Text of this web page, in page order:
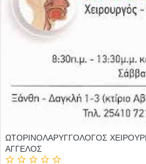
ΩΤΟΡΙΝΟΛΑΡΥΓΓΟΛΟΓΟΣ
ΑΓΓΕΛΟΣ